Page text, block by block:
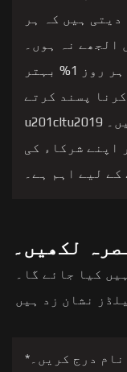
ہیں کہ ہر
الجھے نہ ہوں۔
u201cAt Convene میں، ہم u201c ہر روز 1% بہتر
پسند کرتے
ہیں، u2019u201d وہ کہتی ہیں۔ u201cItu2019
اپنے شرکاء کی
لیے اہم ہے۔
لکھیں۔
کیا جائے گا۔
نشان زد ہیں